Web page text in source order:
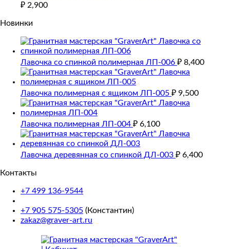
₽ 2,900
Новинки
Лавочка со спинкой полимерная ЛП-006 ₽ 8,400
Лавочка полимерная с ящиком ЛП-005 ₽ 9,500
Лавочка полимерная ЛП-004 ₽ 6,100
Лавочка деревянная со спинкой ДЛ-003 ₽ 6,400
Контакты
+7 499 136-9544
+7 905 575-5305 (Константин)
zakaz@graver-art.ru